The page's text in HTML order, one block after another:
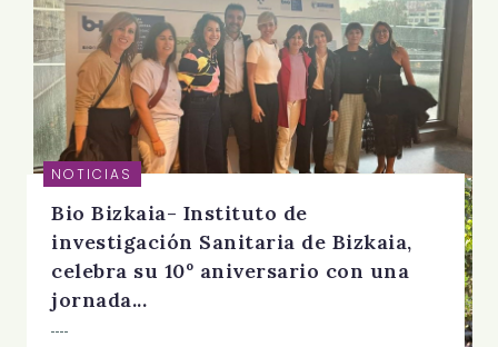
NOTICIAS
Bio Bizkaia- Instituto de
investigación Sanitaria de Bizkaia,
celebra su 10º aniversario con una
jornada...